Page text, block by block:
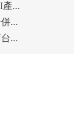
...
...
...